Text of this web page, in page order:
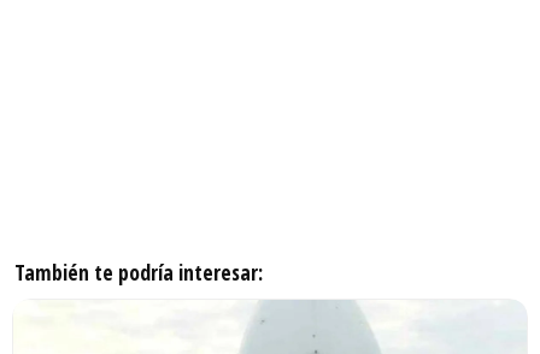
También te podría interesar: